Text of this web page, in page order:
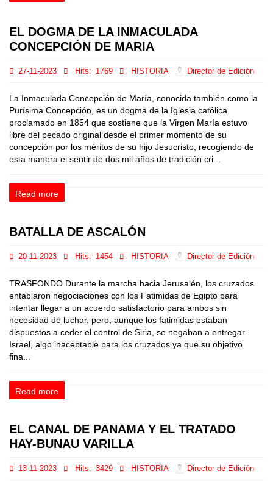
EL DOGMA DE LA INMACULADA
CONCEPCIÓN DE MARIA
27-11-2023 Hits: 1769 HISTORIA Director de Edición
La Inmaculada Concepción de María, conocida también como la
Purísima Concepción, es un dogma de la Iglesia católica
proclamado en 1854 que sostiene que la Virgen María estuvo
libre del pecado original desde el primer momento de su
concepción por los méritos de su hijo Jesucristo, recogiendo de
esta manera el sentir de dos mil años de tradición cri...
Read more
BATALLA DE ASCALÓN
20-11-2023 Hits: 1454 HISTORIA Director de Edición
TRASFONDO Durante la marcha hacia Jerusalén, los cruzados
entablaron negociaciones con los Fatimidas de Egipto para
intentar llegar a un acuerdo satisfactorio para ambos sin
necesidad de luchar, pero, aunque los fatimidas estaban
dispuestos a ceder el control de Siria, se negaban a entregar
Israel, algo inaceptable para los cruzados ya que su objetivo
fina...
Read more
EL CANAL DE PANAMA Y EL TRATADO
HAY-BUNAU VARILLA
13-11-2023 Hits: 3429 HISTORIA Director de Edición